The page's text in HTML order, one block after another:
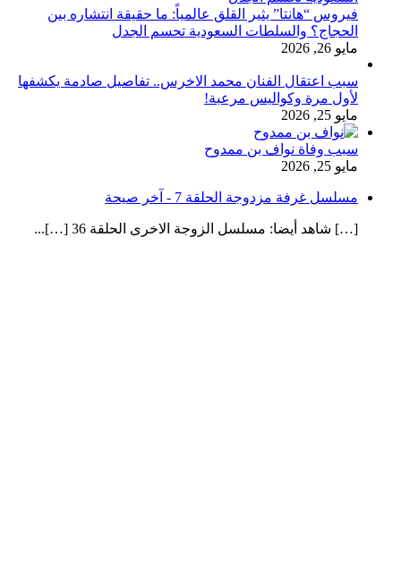
فيروس “هانتا” يثير القلق عالمياً: ما حقيقة انتشاره بين
الحجاج؟ والسلطات السعودية تحسم الجدل
مايو 26, 2026
سبب اعتقال الفنان محمد الاخرس.. تفاصيل صادمة يكشفها
لأول مرة وكواليس مرعبة!
مايو 25, 2026
سبب وفاة نواف بن ممدوح
مايو 25, 2026
مسلسل غرفة مزدوجة الحلقة 7 - آخر صيحة
[…] شاهد أيضا: مسلسل الزوجة الاخرى الحلقة 36 […]...